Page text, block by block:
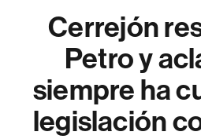
Cerrejón
Petro y
siempre ha
legislación